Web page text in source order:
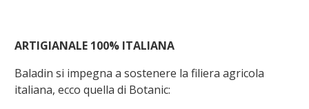
ARTIGIANALE 100% ITALIANA
Baladin si impegna a sostenere la filiera agricola
italiana, ecco quella di Botanic: